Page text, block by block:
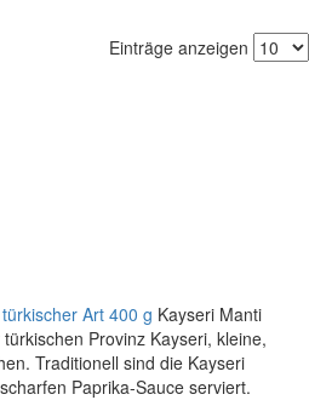
Einträge anzeigen
Art 400 g Kayseri Manti
Provinz Kayseri, kleine,
Traditionell sind die Kayseri
Paprika-Sauce serviert.